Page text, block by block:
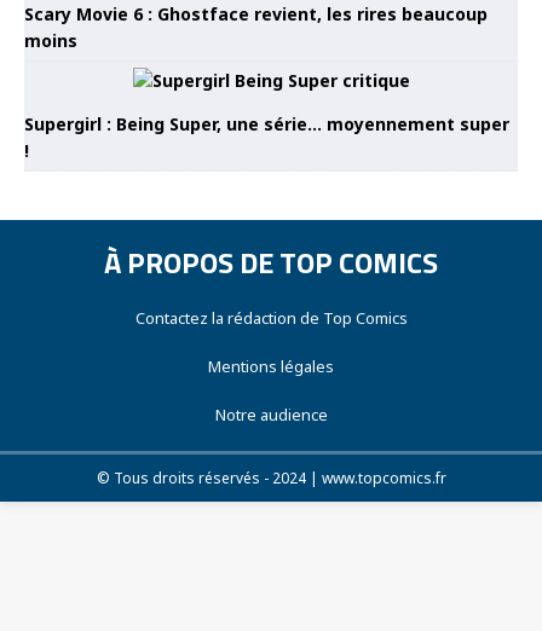
Scary Movie 6 : Ghostface revient, les rires beaucoup
moins
Supergirl : Being Super, une série… moyennement super
!
À PROPOS DE TOP COMICS
Contactez la rédaction de Top Comics
Mentions légales
Notre audience
© Tous droits réservés - 2024 | www.topcomics.fr